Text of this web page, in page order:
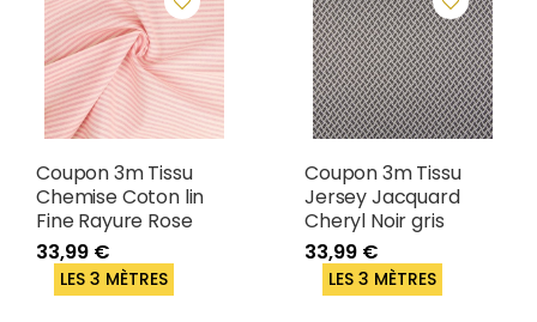
Coupon 3m Tissu
Chemise Coton lin
Fine Rayure Rose
33,99 €
LES 3 MÈTRES
Coupon 3m Tissu
Jersey Jacquard
Cheryl Noir gris
33,99 €
LES 3 MÈTRES